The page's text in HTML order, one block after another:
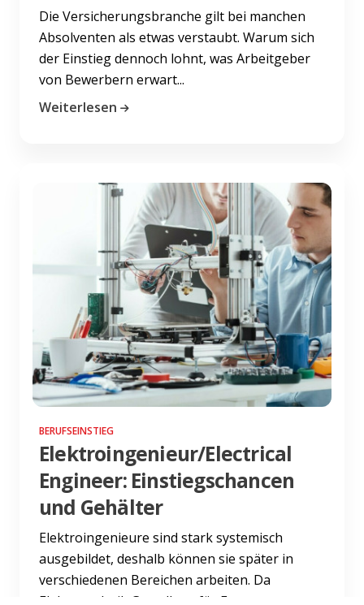
Die Versicherungsbranche gilt bei manchen
Absolventen als etwas verstaubt. Warum sich
der Einstieg dennoch lohnt, was Arbeitgeber
von Bewerbern erwart...
Weiterlesen
BERUFSEINSTIEG
Elektroingenieur/Electrical
Engineer: Einstiegschancen
und Gehälter
Elektroingenieure sind stark systemisch
ausgebildet, deshalb können sie später in
verschiedenen Bereichen arbeiten. Da
Elektrotechnik Grundlage für En...